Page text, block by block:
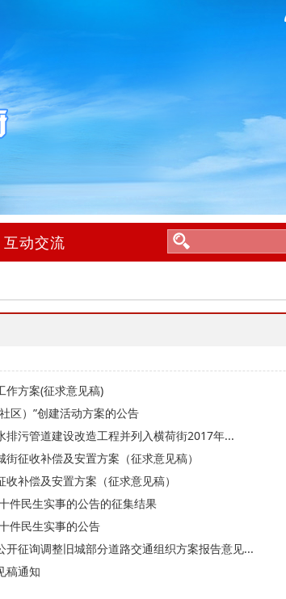
互动交流
作方案(征求意见稿)
区）”创建活动方案的公告
排污管道建设改造工程并列入横荷街2017年...
征收补偿及安置方案（征求意见稿）
补偿及安置方案（征求意见稿）
件民生实事的公告的征集结果
件民生实事的公告
开征询调整旧城部分道路交通组织方案报告意见...
稿通知